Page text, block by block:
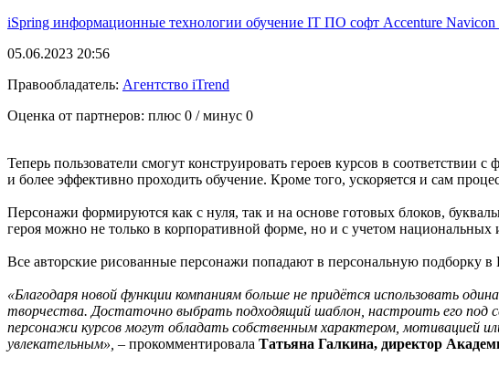
iSpring информационные технологии обучение IT ПО софт Accenture Navicon
05.06.2023 20:56
Правообладатель: Агентство iTrend
Оценка от партнеров: плюс 0 / минус 0
Теперь пользователи смогут конструировать героев курсов в
и более эффективно проходить обучение. Кроме того, ускоряется и сам
Персонажи формируются как с нуля, так и на основе готовых блоков,
героя можно не только в корпоративной форме, но и с учетом национальных
Все авторские рисованные персонажи попадают в персональную подборку
«Благодаря новой функции компаниям больше не придётся использовать
творчества. Достаточно выбрать подходящий шаблон, настроить его под
персонажи курсов могут обладать собственным характером, мотивацией
увлекательным», – прокомментировала Татьяна Галкина, директор